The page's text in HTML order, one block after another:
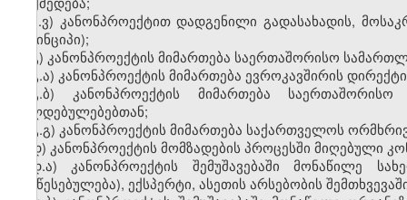
ბ.ვ) კანონპროექტით დადგენილი გადასახადის,
(პრინციპი);
გ) კანონპროექტის მიმართება საერთაშორისო
გ.ა) კანონპროექტის მიმართება ევროკავშირის
გ.ბ) კანონპროექტის მიმართება
ვალდებულებებთან;
გ.გ) კანონპროექტის მიმართება საქართველოს
დ) კანონპროექტის მომზადების პროცესში მიღებული
დ.ა) კანონპროექტის შემუშავებაში მონაწილე
(დაწესებულება), ექსპერტი, ასეთის არსებობის